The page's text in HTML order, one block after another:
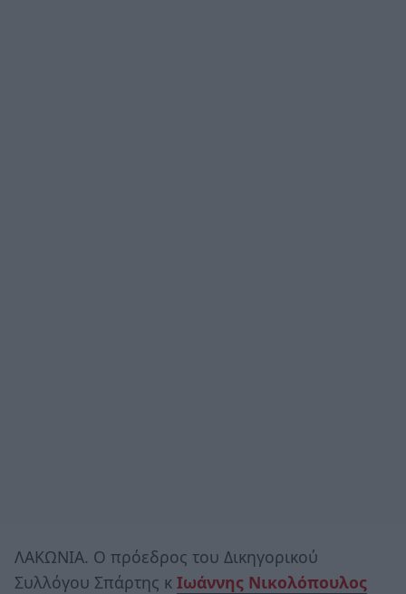
ΛΑΚΩΝΙΑ. Ο πρόεδρος του Δικηγορικού
Συλλόγου Σπάρτης κ Ιωάννης Νικολόπουλος